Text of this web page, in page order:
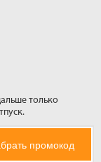
только
промокод